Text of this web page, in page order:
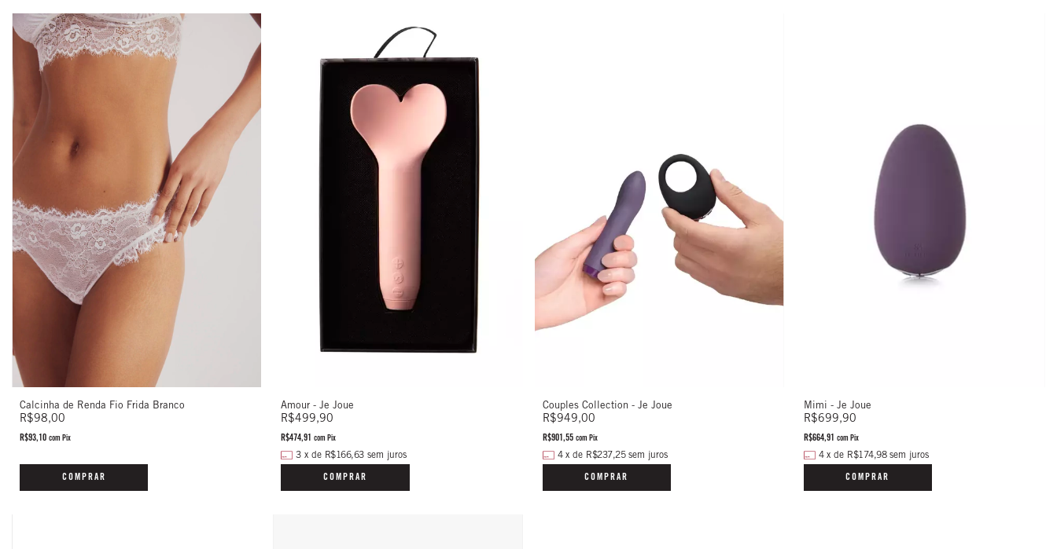
Calcinha de Renda Fio Frida Branco
R$98,00
R$93,10 com Pix
COMPRAR
Amour - Je Joue
R$499,90
R$474,91com Pix
3 x de R$166,63 sem juros
COMPRAR
Couples Collection - Je Joue
R$949,00
R$901,55 com Pix
4 x de R$237,25 sem juros
COMPRAR
Mimi - Je Joue
R$699,90
R$664,91 com Pix
4 xde R$174,98 sem juros
COMPRAR